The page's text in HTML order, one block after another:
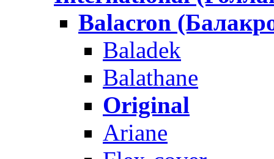
Balacron
Baladek
Balathane
Original
Ariane